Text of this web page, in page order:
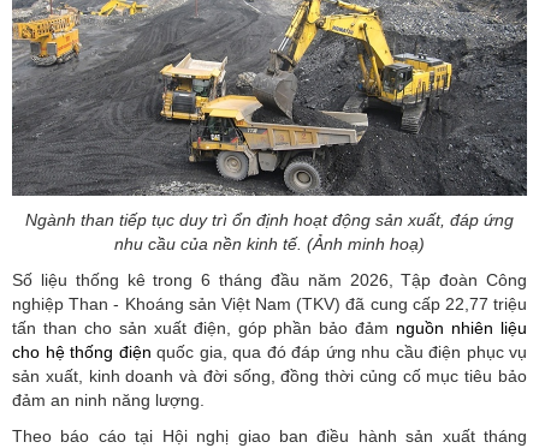
Ngành than tiếp tục duy trì ổn định hoạt động sản xuất, đáp ứng
nhu cầu của nền kinh tế. (Ảnh minh hoạ)
Số liệu thống kê trong 6 tháng đầu năm 2026, Tập đoàn Công
nghiệp Than - Khoáng sản Việt Nam (TKV) đã cung cấp 22,77 triệu
tấn than cho sản xuất điện, góp phần bảo đảm nguồn nhiên liệu
cho hệ thống điện quốc gia, qua đó đáp ứng nhu cầu điện phục vụ
sản xuất, kinh doanh và đời sống, đồng thời củng cố mục tiêu bảo
đảm an ninh năng lượng.
Theo báo cáo tại Hội nghị giao ban điều hành sản xuất tháng